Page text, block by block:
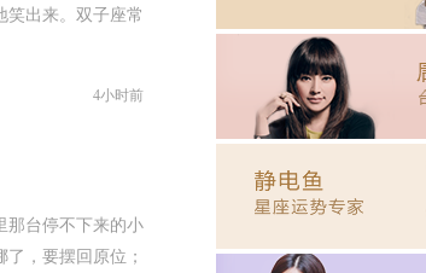
笑出来。双子座常
4小时前
那台停不下来的小
，要摆回原位；